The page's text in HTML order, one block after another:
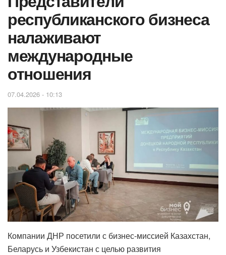
республиканского бизнеса
налаживают
международные
отношения
07.04.2026 - 10:13
Компании ДНР посетили с бизнес-миссией Казахстан,
Беларусь и Узбекистан с целью развития